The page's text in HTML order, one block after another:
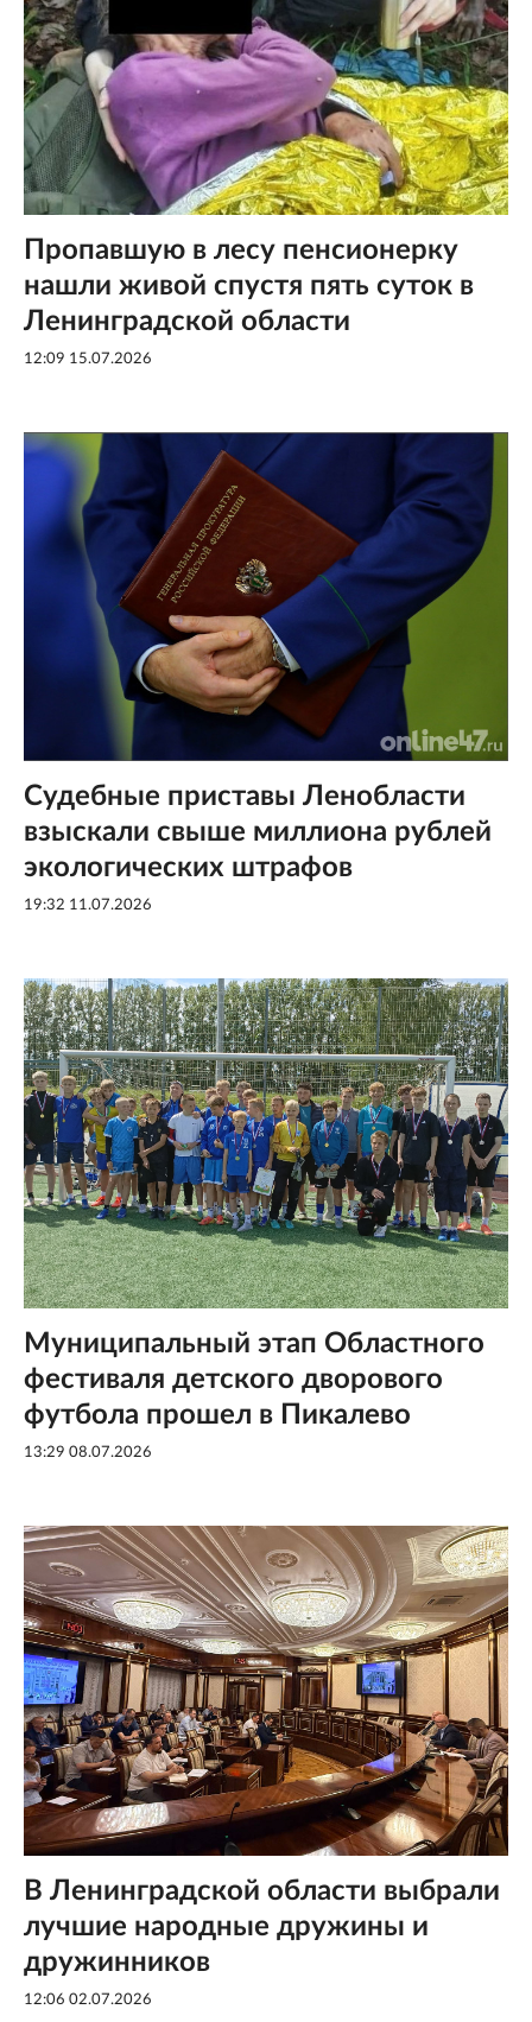
Пропавшую в лесу пенсионерку
нашли живой спустя пять суток в
Ленинградской области
12:09 15.07.2026
Судебные приставы Ленобласти
взыскали свыше миллиона рублей
экологических штрафов
19:32 11.07.2026
Муниципальный этап Областного
фестиваля детского дворового
футбола прошел в Пикалево
13:29 08.07.2026
В Ленинградской области выбрали
лучшие народные дружины и
дружинников
12:06 02.07.2026